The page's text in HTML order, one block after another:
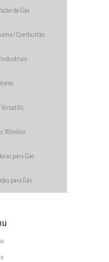
de Gás
| Combustão
Industriais
Versatilis
Wireless
para Gás
para Gás